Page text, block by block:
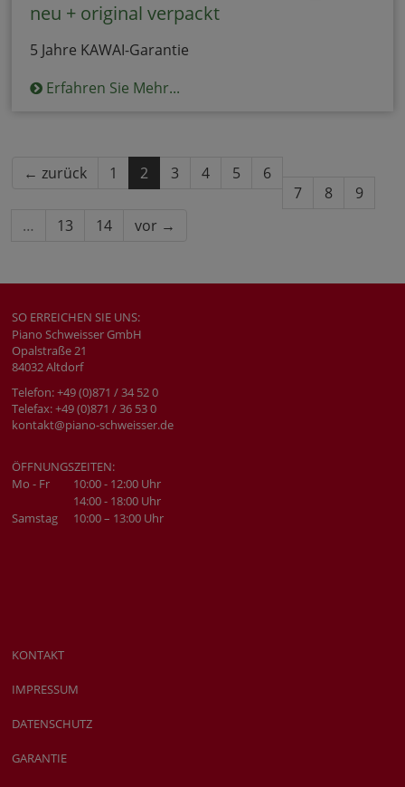
neu + original verpackt
5 Jahre KAWAI-Garantie
Erfahren Sie Mehr...
← zurück 1 2 3 4 5
6
7
8
9
…
13 14 vor →
SO ERREICHEN SIE UNS:
Piano Schweisser GmbH
Opalstraße 21
84032 Altdorf
Telefon: +49 (0)871 / 34 52 0
Telefax: +49 (0)871 / 36 53 0
kontakt@piano-schweisser.de
ÖFFNUNGSZEITEN:
Mo - Fr
10:00 - 12:00 Uhr
14:00 - 18:00 Uhr
Samstag
10:00 – 13:00 Uhr
KONTAKT
IMPRESSUM
DATENSCHUTZ
GARANTIE